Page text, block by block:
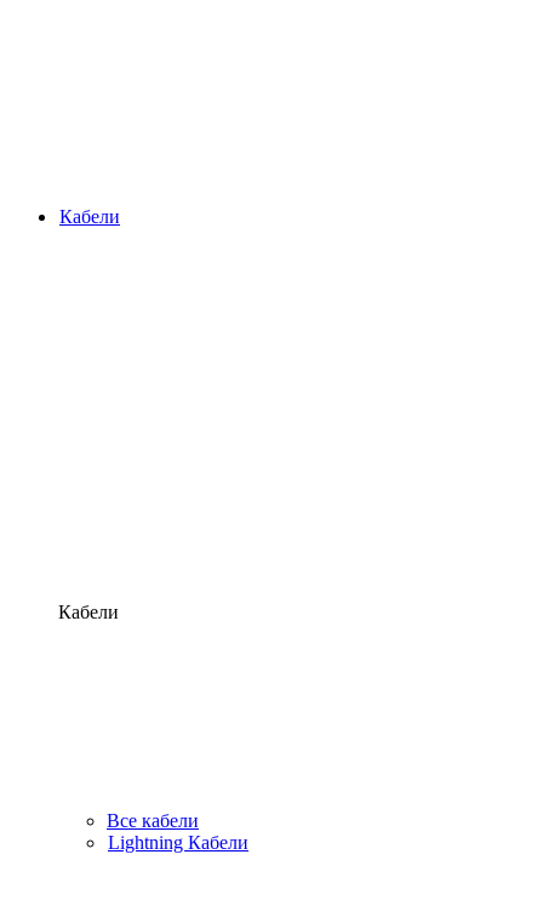
Кабели
Кабели
Все кабели
Lightning Кабели